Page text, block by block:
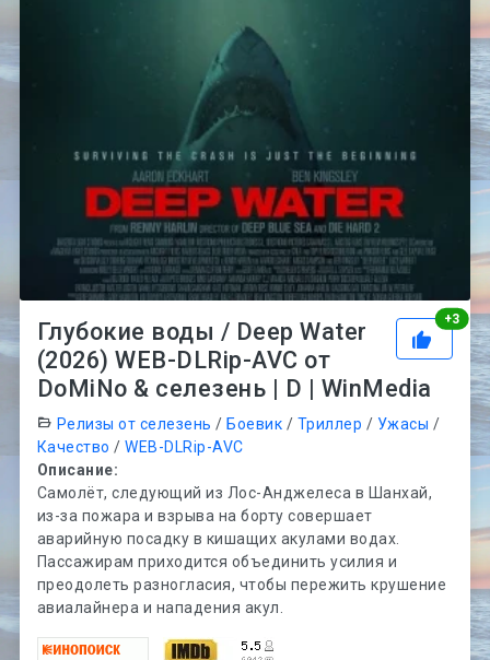
+3
Глубокие воды / Deep Water
(2026) WEB-DLRip-AVC от
DoMiNo & селезень | D | WinMedia
Релизы от селезень / Боевик / Триллер / Ужасы /
Качество /WEB-DLRip-AVC
Описание:
Самолёт, следующий из Лос-Анджелеса в Шанхай,
из-за пожара и взрыва на борту совершает
аварийную посадку в кишащих акулами водах.
Пассажирам приходится объединить усилия и
преодолеть разногласия, чтобы пережить крушение
авиалайнера и нападения акул.